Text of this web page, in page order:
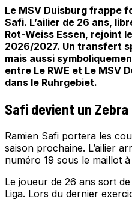
Le MSV Duisburg frappe
Safi. L’ailier de 26 ans,
Rot-Weiss Essen, rejoint
2026/2027. Un transfert
mais aussi
entre Le RWE et Le MSV
dans le Ruhrgebiet.
Safi devient un Zebra
Ramien Safi portera les
saison prochaine. L’ailier
numéro 19 sous le maillot
Le joueur de 26 ans sort
Liga. Lors du dernier